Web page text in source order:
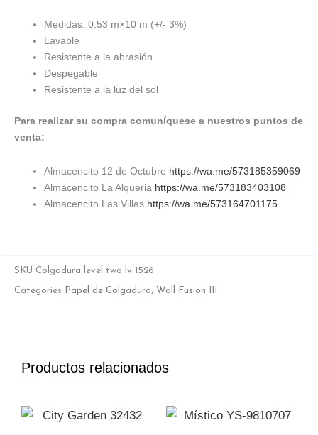
Medidas: 0.53 m×10 m (+/- 3%)
Lavable
Resistente a la abrasión
Despegable
Resistente a la luz del sol
Para realizar su compra comuníquese a nuestros puntos de
venta:
Almacencito 12 de Octubre https://wa.me/573185359069
Almacencito La Alqueria https://wa.me/573183403108
Almacencito Las Villas https://wa.me/573164701175
SKU Colgadura level two lv 1526
Categories Papel de Colgadura Wall Fusion III
Productos relacionados